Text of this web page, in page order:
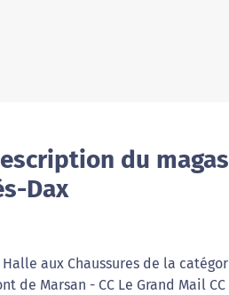
du
Dax
Halle aux Chaussures de la
de Marsan - CC Le Grand Mail